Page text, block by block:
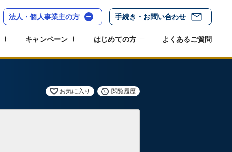
法人・個人事業主の方 手続き・お問い合わせ
キャンペーン はじめての方 よくあるご質問
お気に入り 閲覧履歴